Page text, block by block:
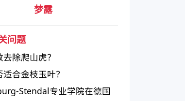
梦露
问题
除爬山虎？
合金枝玉叶？
Stendal专业学院在德国